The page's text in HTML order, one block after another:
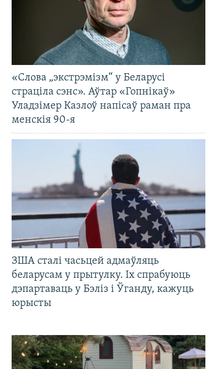
«Слова „экстрэмізм“ у Беларусі
страціла сэнс». Аўтар «Гопнікаў»
Уладзімер Казлоў напісаў раман пра
менскія 90-я
ЗША сталі часьцей адмаўляць
беларусам у прытулку. Іх спрабуюць
дэпартаваць у Бэліз і Ўганду, кажуць
юрысты